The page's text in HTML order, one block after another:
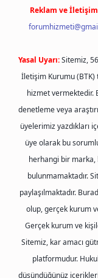
Reklam ve
Yasal Uyarı:Sitemiz,
İletişim Kurumu (BTK)
hizmet vermektedir.
denetleme veya
üyelerimiz yazdıkları
üye olarak bu
herhangi bir marka,
bulunmamaktadır.
paylaşılmaktadır.
olup, gerçek kurum
Gerçek kurum ve
Sitemiz, kar amacı
platformudur.
düşündüğünüz